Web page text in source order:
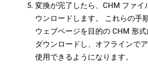
変換が完了したら、CHM ファイ
ウンロードします。 これらの手
ウェブページを目的の CHM 形
ダウンロードし、オフラインで
使用できるようになります。